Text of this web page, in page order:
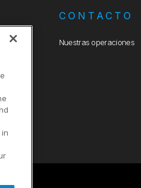
CONTACTO
Nuestras operaciones